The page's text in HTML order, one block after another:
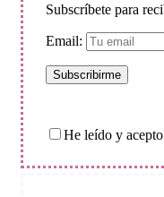
Subscríbete para
Email:
He leído y